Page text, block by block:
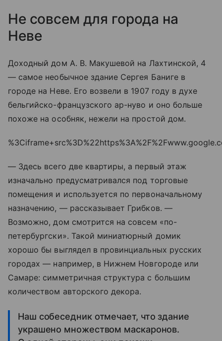
Не совсем для города на
Неве
Доходный дом А. В. Макушевой на Лахтинской, 4
— самое необычное здание Сергея Баниге в
городе на Неве. Его возвели в 1907 году в духе
бельгийско-французского ар-нуво и оно больше
похоже на особняк, нежели на простой дом.
— Здесь всего две квартиры, а первый этаж
изначально предусматривался под торговые
помещения и используется по первоначальному
назначению, — рассказывает Грибков. —
Возможно, дом смотрится на совсем «по-
петербургски». Такой миниатюрный домик
хорошо бы выглядел в провинциальных русских
городах — например, в Нижнем Новгороде или
Самаре: симметричная структура с большим
количеством авторского декора.
Наш собеседник отмечает, что здание
украшено множеством маскаронов.